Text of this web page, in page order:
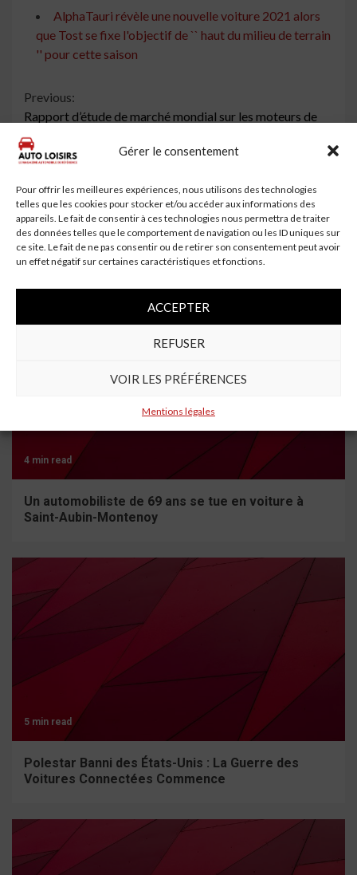
Gérer le consentement
Pour offrir les meilleures expériences, nous utilisons des technologies
telles que les cookies pour stocker et/ou accéder aux informations des
appareils. Le fait de consentir à ces technologies nous permettra de traiter
des données telles que le comportement de navigation ou les ID uniques sur
ce site. Le fait de ne pas consentir ou de retirer son consentement peut avoir
un effet négatif sur certaines caractéristiques et fonctions.
ACCEPTER
REFUSER
VOIR LES PRÉFÉRENCES
Mentions légales
AlphaTauri révèle une nouvelle voiture 2021 alors
que Tost se fixe l'objectif de `` haut du milieu de terrain
'' pour cette saison
Continue
Reading
Previous:
Rapport d’étude de marché mondial sur les moteurs de
moyeu de roue automobile 2021 | Protean Electric,
ELAPHE …
Le PDG improbable de Nissan guide le constructeur
automobile dans l’ère post-Ghosn
À lire aussi
4 min read
Un automobiliste de 69 ans se tue en voiture à
Saint-Aubin-Montenoy
5 min read
Polestar Banni des États-Unis : La Guerre des
Voitures Connectées Commence